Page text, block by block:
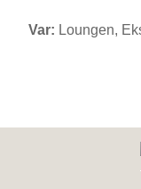
Var: Loungen,